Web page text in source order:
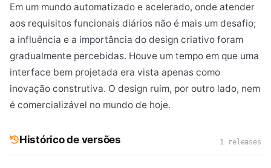
Em um mundo automatizado e acelerado, onde atender
aos requisitos funcionais diários não é mais um desafio;
a influência e a importância do design criativo foram
gradualmente percebidas. Houve um tempo em que uma
interface bem projetada era vista apenas como
inovação construtiva. O design ruim, por outro lado, nem
é comercializável no mundo de hoje.
Histórico de versões 1 releases